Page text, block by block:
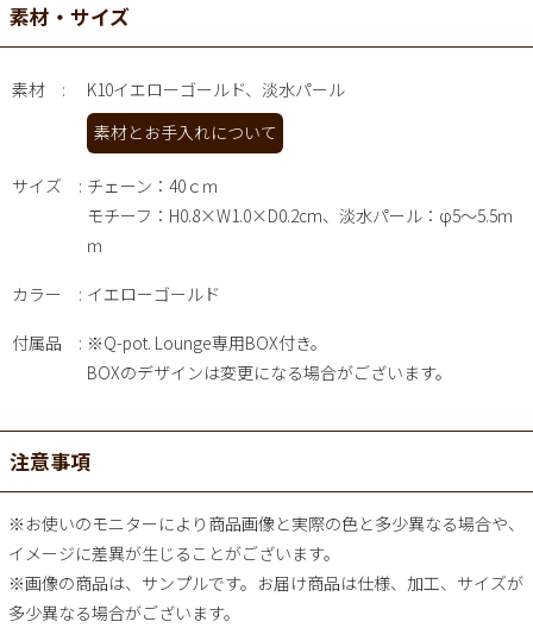
素材・サイズ
素材
K10イエローゴールド、淡水パール
素材とお手入れについて
サイズ
チェーン：40ｃｍ
モチーフ：H0.8×W1.0×D0.2cm、淡水パール：φ5～5.5ｍ
ｍ
カラー イエローゴールド
付属品
※Q-pot. Lounge専用BOX付き。
BOXのデザインは変更になる場合がございます。
注意事項
※お使いのモニターにより商品画像と実際の色と多少異なる場合や、
イメージに差異が生じることがございます。
※画像の商品は、サンプルです。お届け商品は仕様、加工、サイズが
多少異なる場合がございます。